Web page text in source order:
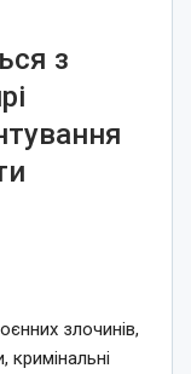
з
злочинів,